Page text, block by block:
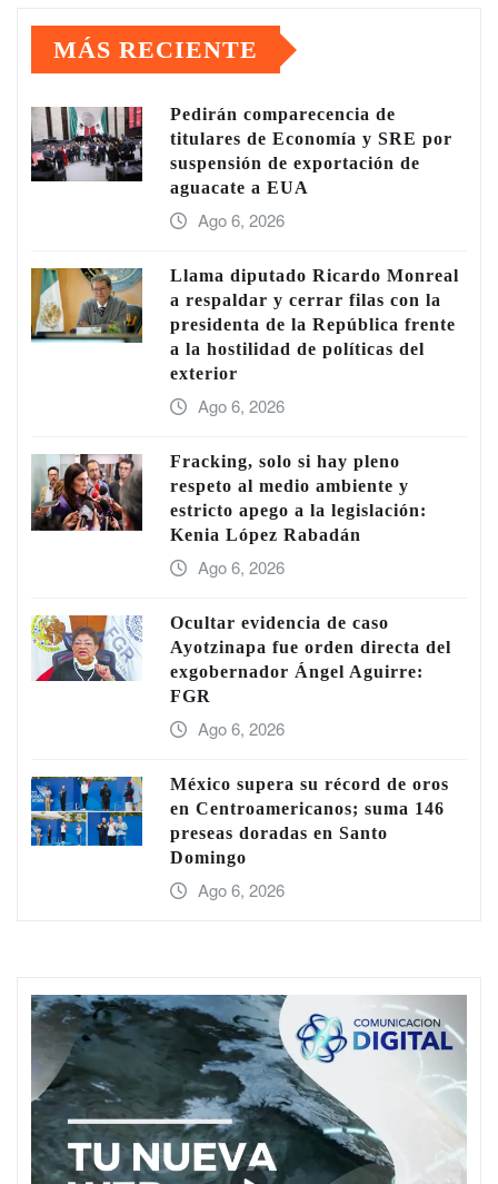
MÁS RECIENTE
Pedirán comparecencia de
titulares de Economía y SRE por
suspensión de exportación de
aguacate a EUA
Ago 6, 2026
Llama diputado Ricardo Monreal
a respaldar y cerrar filas con la
presidenta de la República frente
a la hostilidad de políticas del
exterior
Ago 6, 2026
Fracking, solo si hay pleno
respeto al medio ambiente y
estricto apego a la legislación:
Kenia López Rabadán
Ago 6, 2026
Ocultar evidencia de caso
Ayotzinapa fue orden directa del
exgobernador Ángel Aguirre:
FGR
Ago 6, 2026
México supera su récord de oros
en Centroamericanos; suma 146
preseas doradas en Santo
Domingo
Ago 6, 2026